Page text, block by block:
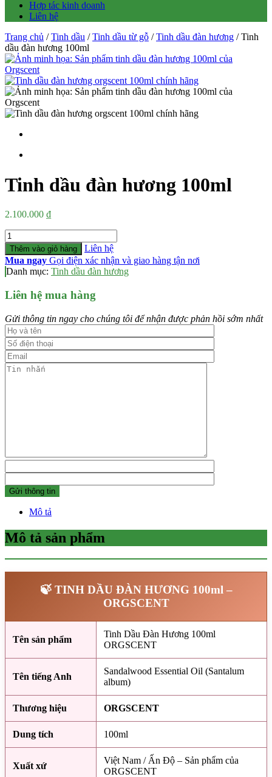
Hợp tác kinh doanh
Liên hệ
Trang chủ /Tinh dầu /Tinh dầu từ gỗ /Tinh dầu đàn hương / Tinh
dầu đàn hương 100ml
Tinh dầu đàn hương 100ml
2.100.000 ₫
Số
lượng
Thêm vào giỏ hàng
Liên hệ
Mua ngay Gọi điện xác nhận và giao hàng tận nơi
Danh mục: Tinh dầu đàn hương
Liên hệ mua hàng
Gửi thông tin ngay cho chúng tôi để nhận được phản hồi sớm nhất
Mô tả
Mô tả sản phẩm
🍃 TINH DẦU ĐÀN HƯƠNG 100ml –
ORGSCENT
Tên sản phẩm
Tinh Dầu Đàn Hương 100ml
ORGSCENT
Tên tiếng Anh
Sandalwood Essential Oil (Santalum
album)
Thương hiệu ORGSCENT
Dung tích 100ml
Xuất xứ
Việt Nam / Ấn Độ – Sản phẩm của
ORGSCENT